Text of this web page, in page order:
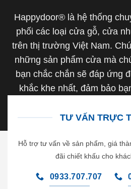
Happydoor® là hệ thống
phối các loại cửa gỗ, cửa
trên thị trường Việt Nam.
những sản phẩm cửa mà
bạn chắc chắn sẽ đáp ứng
khắc khe nhất, đảm bảo
TƯ VẤN TRỰC
Hỗ trợ tư vấn về sản phẩm, giá
đãi chiết khấu cho
0933.707.707